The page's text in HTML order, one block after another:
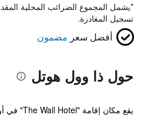
*يشمل المجموع الضرائب المحلية
تسجيل المغادرة.
أفضل سعر مضمون
حول ذا وول هوتل